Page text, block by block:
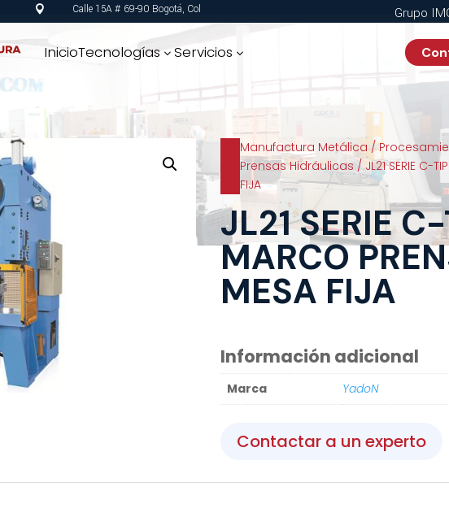
 Calle 15A # 69-90 Bogotá, Col Grupo
InicioTecnologías 3 Servicios 3
Manufactura Metálica /
Prensas Hidráulicas/ JL21 SERIE C-
FIJA
JL21 SERIE
MARCO
MESA FIJA
Información adicional
Marca YadoN
Contactar a un experto